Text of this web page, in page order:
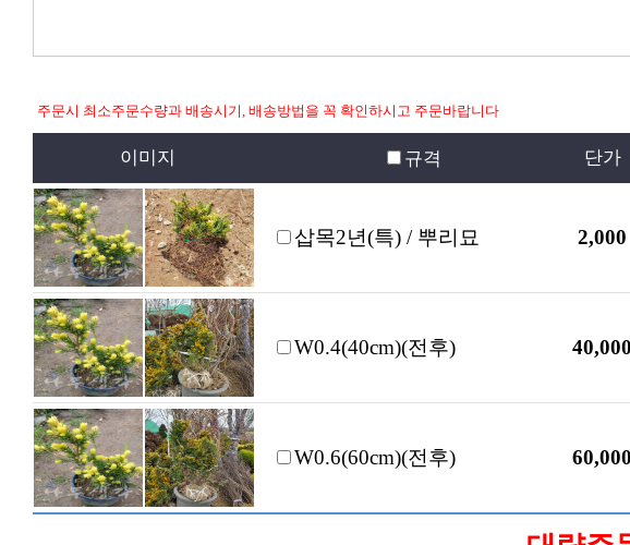
주문시 최소주문수량과 배송시기, 배송방법을 꼭 확인하시고 주문바랍니다
이미지 규격 단가
삽목2년(특) / 뿌리묘 2,000
W0.4(40cm)(전후) 40,000
W0.6(60cm)(전후) 60,000